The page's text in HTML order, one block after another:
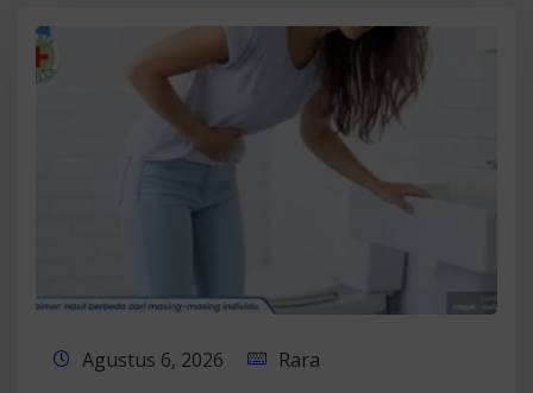
Agustus 6, 2026 Rara